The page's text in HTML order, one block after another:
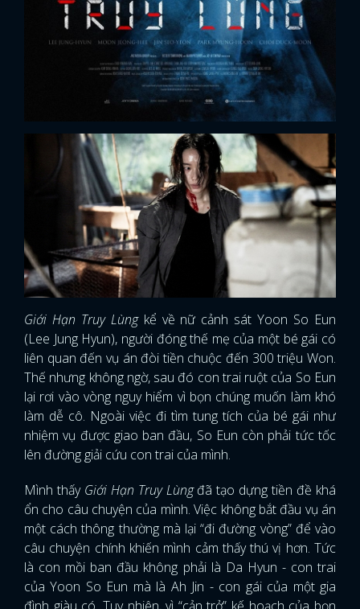
Giới Hạn Truy Lùngkể về nữ cảnh sát Yoon So Eun
(Lee Jung Hyun), người đóng thế mẹ của một bé gái có
liên quan đến vụ án đòi tiền chuộc đến 300 triệu Won.
Thế nhưng không ngờ, sau đó con trai ruột của So Eun
lại rơi vào vòng nguy hiểm vì bọn chúng muốn làm khó
làm dễ cô. Ngoài việc đi tìm tung tích của bé gái như
nhiệm vụ được giao ban đầu, So Eun còn phải tức tốc
lên đường giải cứu con trai của mình.
Mình thấyGiới Hạn Truy Lùngđã tạo dựng tiền đề khá
ổn cho câu chuyện của mình. Việc không bắt đầu vụ án
một cách thông thường mà lại “đi đường vòng” để vào
câu chuyện chính khiến mình cảm thấy thú vị hơn. Tức
là con mồi ban đầu không phải là Da Hyun - con trai
của Yoon So Eun mà là Ah Jin - con gái của một gia